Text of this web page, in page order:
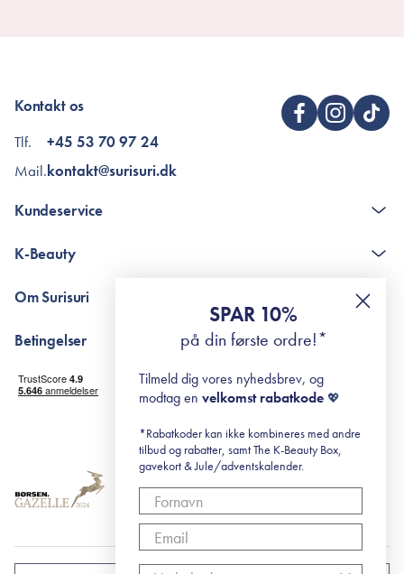
Kontakt os
Tlf.
Mail.
+45 53 70 97 24
kontakt@surisuri.dk
Kundeservice
The K-Beauty Box - spørgsmål og svar
RE-ZIP
K-Beauty
Retinol for begyndere
surisuri's mini guide til rosacea
Om Surisuri
Black Friday
Betingelser
Levering og returnering
Handelsbetingelser
Abonnementsbetingelser
SPAR 10%
på din første ordre!*
Tilmeld dig vores nyhedsbrev, og
modtag en velkomst rabatkode 💖
*Rabatkoder kan ikke kombineres med andre
tilbud og rabatter, samt The K-Beauty Box,
gavekort & Jule/adventskalender.